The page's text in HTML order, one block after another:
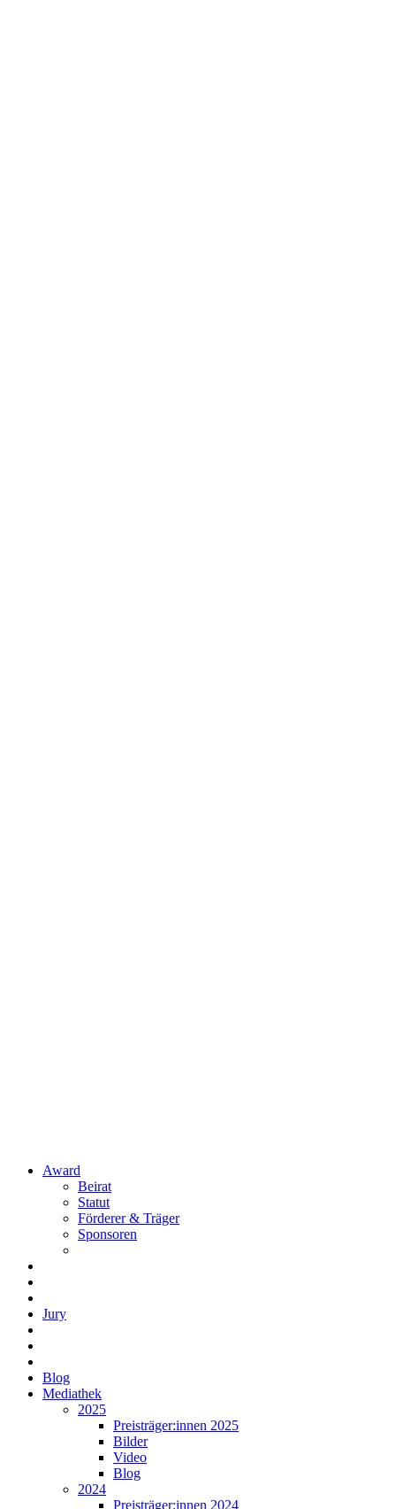
Award
Beirat
Statut
Förderer & Träger
Sponsoren
Jury
Blog
Mediathek
2025
Preisträger:innen 2025
Bilder
Video
Blog
2024
Preisträger:innen 2024